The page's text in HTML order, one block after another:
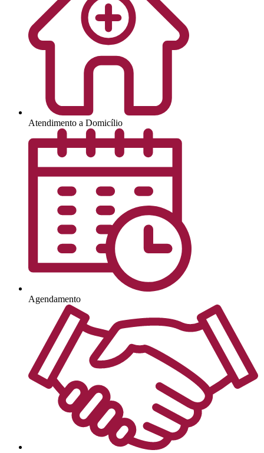
Atendimento a Domicílio
Agendamento